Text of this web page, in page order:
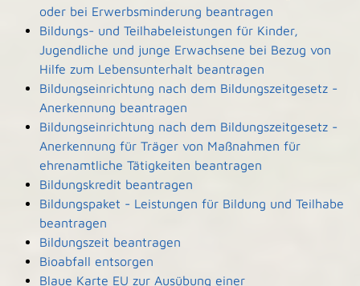
oder bei Erwerbsminderung beantragen
Bildungs- und Teilhabeleistungen für Kinder,
Jugendliche und junge Erwachsene bei Bezug von
Hilfe zum Lebensunterhalt beantragen
Bildungseinrichtung nach dem Bildungszeitgesetz -
Anerkennung beantragen
Bildungseinrichtung nach dem Bildungszeitgesetz -
Anerkennung für Träger von Maßnahmen für
ehrenamtliche Tätigkeiten beantragen
Bildungskredit beantragen
Bildungspaket - Leistungen für Bildung und Teilhabe
beantragen
Bildungszeit beantragen
Bioabfall entsorgen
Blaue Karte EU zur Ausübung einer